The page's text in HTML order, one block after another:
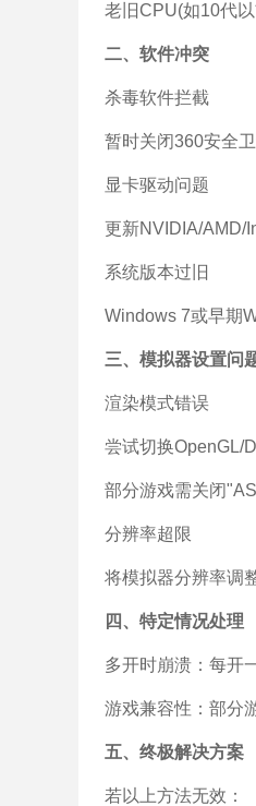
老旧CPU(如10代
二、软件冲突
杀毒软件拦截
暂时关闭360安全
显卡驱动问题
更新NVIDIA/AMD/
系统版本过旧
Windows 7或早期
三、模拟器设置问
渲染模式错误
尝试切换OpenGL/
部分游戏需关闭
分辨率超限
将模拟器分辨率调
四、特定情况处理
多开时崩溃：每开
游戏兼容性：部分
五、终极解决方案
若以上方法无效：